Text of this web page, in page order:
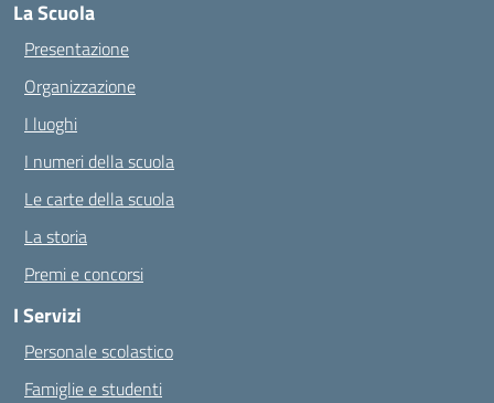
La Scuola
Presentazione
Organizzazione
I luoghi
I numeri della scuola
Le carte della scuola
La storia
Premi e concorsi
I Servizi
Personale scolastico
Famiglie e studenti